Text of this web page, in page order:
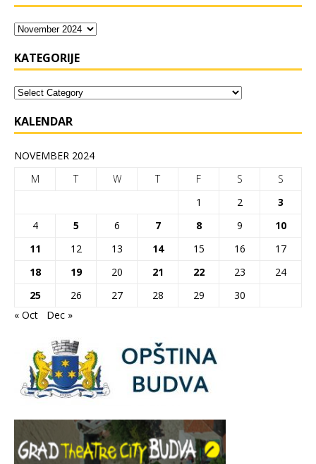
KATEGORIJE
KALENDAR
NOVEMBER 2024
M
T W T F S
S
1
2
3
4
5 6 7 8 9
10
11
12 13 14 15 16
17
18
19 20 21 22 23
24
25
26 27 28 29
30
« Oct
Dec »